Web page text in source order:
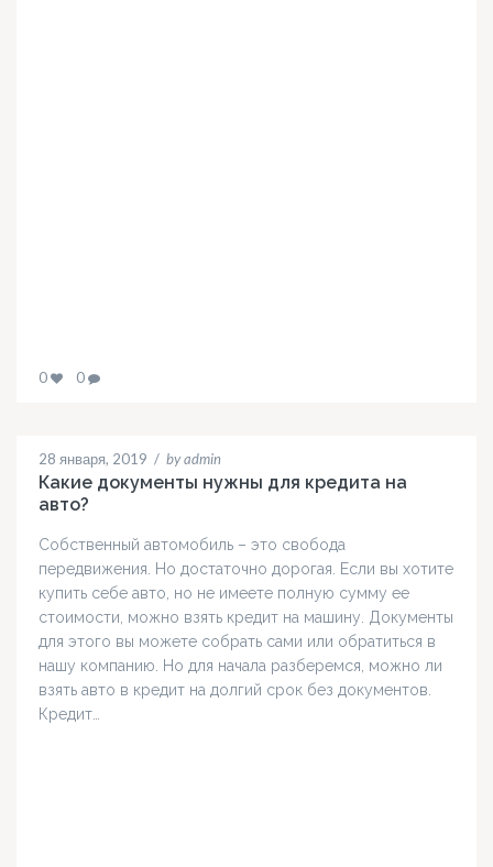
0 0
28 января, 2019 / by admin
Какие документы нужны для кредита на
авто?
Собственный автомобиль – это свобода
передвижения. Но достаточно дорогая. Если вы хотите
купить себе авто, но не имеете полную сумму ее
стоимости, можно взять кредит на машину. Документы
для этого вы можете собрать сами или обратиться в
нашу компанию. Но для начала разберемся, можно ли
взять авто в кредит на долгий срок без документов.
Кредит…